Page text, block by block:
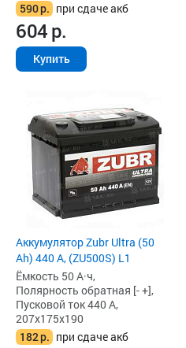
590р. при сдаче акб
604р.
Купить
Аккумулятор Zubr Ultra (50
Ah) 440 А, (ZU500S) L1
Ёмкость 50 А·ч,
Полярность обратная [- +],
Пусковой ток 440 А,
207x175x190
182р. при сдаче акб